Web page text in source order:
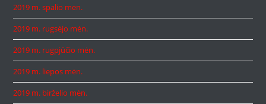
2019 m. spalio mėn.
2019 m. rugsėjo mėn.
2019 m. rugpjūčio mėn.
2019 m. liepos mėn.
2019 m. birželio mėn.